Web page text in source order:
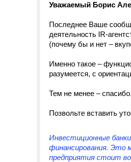
Уважаемый Борис
Последнее Ваше
деятельность IR-
(почему бы и нет –
Именно такое –
разумеется, c
Тем не менее –
Позвольте вставить
Инвестиционные
финансирования. Это
предприятия стоит